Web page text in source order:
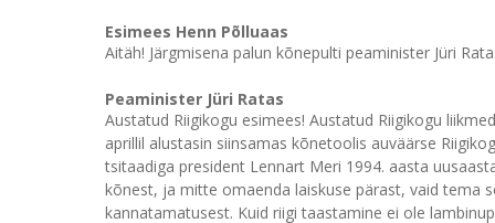
Esimees Henn Põlluaas
Aitäh! Järgmisena palun kõnepulti peaminister Jüri
Peaminister Jüri Ratas
Austatud Riigikogu esimees! Austatud Riigikogu
aprillil alustasin siinsamas kõnetoolis auväärse
tsitaadiga president Lennart Meri 1994. aasta
kõnest, ja mitte omaenda laiskuse pärast, vaid tema
kannatamatusest. Kuid riigi taastamine ei ole